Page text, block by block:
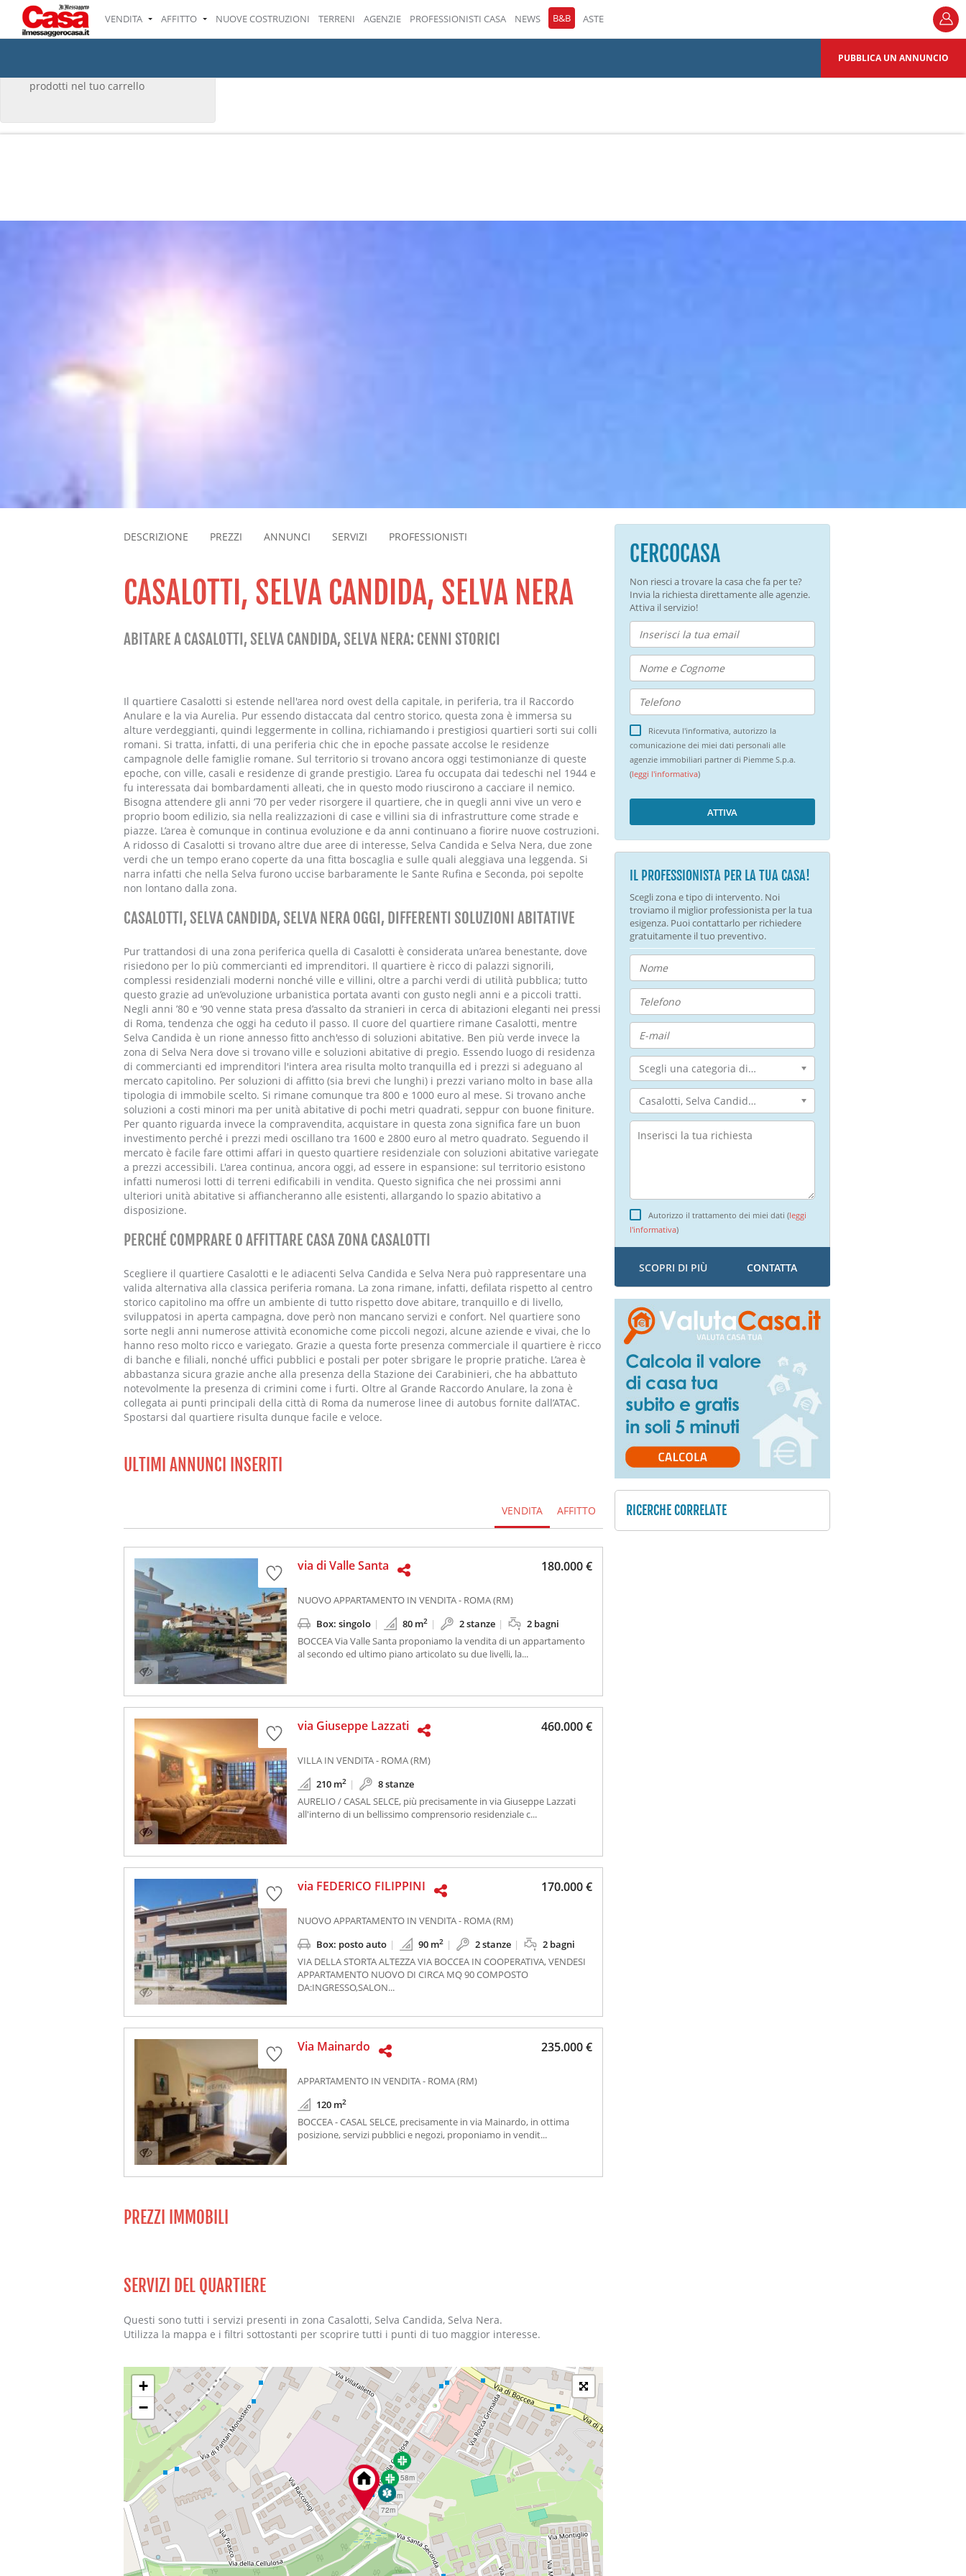
IL TUO CARRELLO
prodotti nel tuo carrello
VENDITA AFFITTO NUOVE COSTRUZIONI TERRENI AGENZIE PROFESSIONISTI CASA NEWS B&B ASTE
PUBBLICA UN ANNUNCIO
DESCRIZIONE PREZZI ANNUNCI SERVIZI PROFESSIONISTI
CASALOTTI, SELVA CANDIDA, SELVA NERA
ABITARE A CASALOTTI, SELVA CANDIDA, SELVA NERA: CENNI STORICI
Il quartiere Casalotti si estende nell'area nord ovest della capitale, in periferia, tra il Raccordo
Anulare e la via Aurelia. Pur essendo distaccata dal centro storico, questa zona è immersa su
alture verdeggianti, quindi leggermente in collina, richiamando i prestigiosi quartieri sorti sui colli
romani. Si tratta, infatti, di una periferia chic che in epoche passate accolse le residenze
campagnole delle famiglie romane. Sul territorio si trovano ancora oggi testimonianze di queste
epoche, con ville, casali e residenze di grande prestigio. L’area fu occupata dai tedeschi nel 1944 e
fu interessata dai bombardamenti alleati, che in questo modo riuscirono a cacciare il nemico.
Bisogna attendere gli anni ’70 per veder risorgere il quartiere, che in quegli anni vive un vero e
proprio boom edilizio, sia nella realizzazioni di case e villini sia di infrastrutture come strade e
piazze. L’area è comunque in continua evoluzione e da anni continuano a fiorire nuove costruzioni.
A ridosso di Casalotti si trovano altre due aree di interesse, Selva Candida e Selva Nera, due zone
verdi che un tempo erano coperte da una fitta boscaglia e sulle quali aleggiava una leggenda. Si
narra infatti che nella Selva furono uccise barbaramente le Sante Rufina e Seconda, poi sepolte
non lontano dalla zona.
CASALOTTI, SELVA CANDIDA, SELVA NERA OGGI, DIFFERENTI SOLUZIONI ABITATIVE
Pur trattandosi di una zona periferica quella di Casalotti è considerata un’area benestante, dove
risiedono per lo più commercianti ed imprenditori. Il quartiere è ricco di palazzi signorili,
complessi residenziali moderni nonché ville e villini, oltre a parchi verdi di utilità pubblica; tutto
questo grazie ad un’evoluzione urbanistica portata avanti con gusto negli anni e a piccoli tratti.
Negli anni ’80 e ’90 venne stata presa d’assalto da stranieri in cerca di abitazioni eleganti nei pressi
di Roma, tendenza che oggi ha ceduto il passo. Il cuore del quartiere rimane Casalotti, mentre
Selva Candida è un rione annesso fitto anch'esso di soluzioni abitative. Ben più verde invece la
zona di Selva Nera dove si trovano ville e soluzioni abitative di pregio. Essendo luogo di residenza
di commercianti ed imprenditori l'intera area risulta molto tranquilla ed i prezzi si adeguano al
mercato capitolino. Per soluzioni di affitto (sia brevi che lunghi) i prezzi variano molto in base alla
tipologia di immobile scelto. Si rimane comunque tra 800 e 1000 euro al mese. Si trovano anche
soluzioni a costi minori ma per unità abitative di pochi metri quadrati, seppur con buone finiture.
Per quanto riguarda invece la compravendita, acquistare in questa zona significa fare un buon
investimento perché i prezzi medi oscillano tra 1600 e 2800 euro al metro quadrato. Seguendo il
mercato è facile fare ottimi affari in questo quartiere residenziale con soluzioni abitative variegate
a prezzi accessibili. L'area continua, ancora oggi, ad essere in espansione: sul territorio esistono
infatti numerosi lotti di terreni edificabili in vendita. Questo significa che nei prossimi anni
ulteriori unità abitative si affiancheranno alle esistenti, allargando lo spazio abitativo a
disposizione.
PERCHÉ COMPRARE O AFFITTARE CASA ZONA CASALOTTI
Scegliere il quartiere Casalotti e le adiacenti Selva Candida e Selva Nera può rappresentare una
valida alternativa alla classica periferia romana. La zona rimane, infatti, defilata rispetto al centro
storico capitolino ma offre un ambiente di tutto rispetto dove abitare, tranquillo e di livello,
sviluppatosi in aperta campagna, dove però non mancano servizi e confort. Nel quartiere sono
sorte negli anni numerose attività economiche come piccoli negozi, alcune aziende e vivai, che lo
hanno reso molto ricco e variegato. Grazie a questa forte presenza commerciale il quartiere è ricco
di banche e filiali, nonché uffici pubblici e postali per poter sbrigare le proprie pratiche. L’area è
abbastanza sicura grazie anche alla presenza della Stazione dei Carabinieri, che ha abbattuto
notevolmente la presenza di crimini come i furti. Oltre al Grande Raccordo Anulare, la zona è
collegata ai punti principali della città di Roma da numerose linee di autobus fornite dall’ATAC.
Spostarsi dal quartiere risulta dunque facile e veloce.
ULTIMI ANNUNCI INSERITI
VENDITA AFFITTO
via di Valle Santa 180.000 €
NUOVO APPARTAMENTO IN VENDITA - ROMA (RM)
Box: singolo
80 m2 2 stanze
2 bagni
BOCCEA Via Valle Santa proponiamo la vendita di un appartamento
al secondo ed ultimo piano articolato su due livelli, la...
via Giuseppe Lazzati 460.000 €
VILLA IN VENDITA - ROMA (RM)
210 m2
8 stanze
AURELIO / CASAL SELCE, più precisamente in via Giuseppe Lazzati
all'interno di un bellissimo comprensorio residenziale c...
via FEDERICO FILIPPINI 170.000 €
NUOVO APPARTAMENTO IN VENDITA - ROMA (RM)
Box: posto auto
90 m2 2 stanze
2 bagni
VIA DELLA STORTA ALTEZZA VIA BOCCEA IN COOPERATIVA, VENDESI
APPARTAMENTO NUOVO DI CIRCA MQ 90 COMPOSTO
DA:INGRESSO,SALON...
Via Mainardo 235.000 €
APPARTAMENTO IN VENDITA - ROMA (RM)
120 m2
BOCCEA - CASAL SELCE, precisamente in via Mainardo, in ottima
posizione, servizi pubblici e negozi, proponiamo in vendit...
PREZZI IMMOBILI
SERVIZI DEL QUARTIERE
Questi sono tutti i servizi presenti in zona Casalotti, Selva Candida, Selva Nera.
Utilizza la mappa e i filtri sottostanti per scoprire tutti i punti di tuo maggior interesse.
72m
105m
158m
+
−
CERCOCASA
Non riesci a trovare la casa che fa per te?
Invia la richiesta direttamente alle agenzie.
Attiva il servizio!
Ricevuta l'informativa, autorizzo la
comunicazione dei miei dati personali alle
agenzie immobiliari partner di Piemme S.p.a.
(leggi l'informativa)
ATTIVA
IL PROFESSIONISTA PER LA TUA CASA!
Scegli zona e tipo di intervento. Noi
troviamo il miglior professionista per la tua
esigenza. Puoi contattarlo per richiedere
gratuitamente il tuo preventivo.
Scegli una categoria di intervento...
Casalotti, Selva Candida, Selva Nera
Autorizzo il trattamento dei miei dati (leggi
l'informativa)
SCOPRI DI PIÙ CONTATTA
RICERCHE CORRELATE